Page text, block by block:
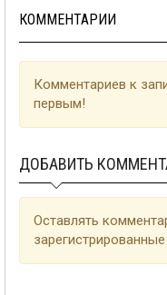
КОММЕНТАРИИ
Комментариев к
первым!
ДОБАВИТЬ
Оставлять